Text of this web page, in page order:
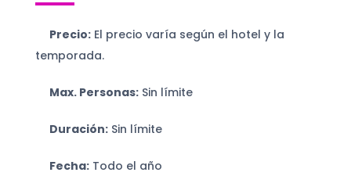
Precio:El precio varía según el hotel y la
temporada.
Max. Personas:Sin límite
Duración:Sin límite
Fecha:Todo el año